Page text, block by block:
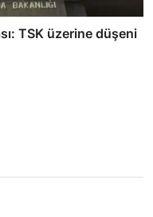
TSK üzerine düşeni